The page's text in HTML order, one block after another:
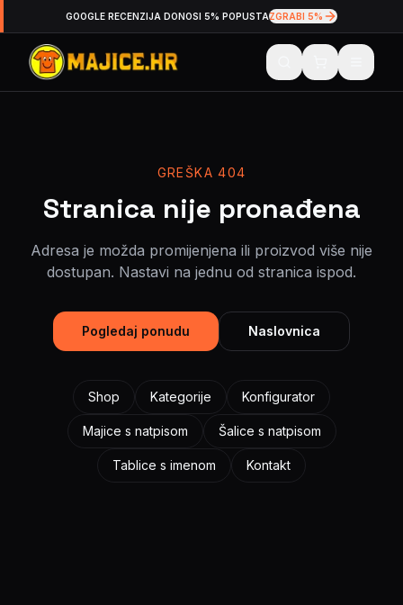
GOOGLE RECENZIJA DONOSI 5% POPUSTAZGRABI 5%
GREŠKA 404
Stranica nije pronađena
Adresa je možda promijenjena ili proizvod više nije
dostupan. Nastavi na jednu od stranica ispod.
Pogledaj ponudu Naslovnica
Shop Kategorije Konfigurator
Majice s natpisom Šalice s natpisom
Tablice s imenom Kontakt